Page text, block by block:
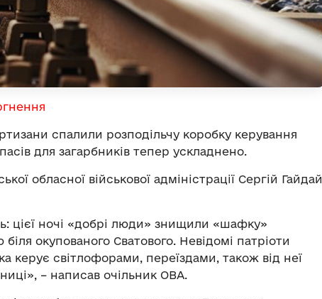
спалили розподільчу коробку керування
для загарбників тепер ускладнено.
обласної військової адміністрації Сергій Гайдай
цієї ночі «добрі люди» знищили «шафку»
окупованого Сватового. Невідомі патріоти
керує світлофорами, переїздами, також від неї
– написав очільник ОВА.